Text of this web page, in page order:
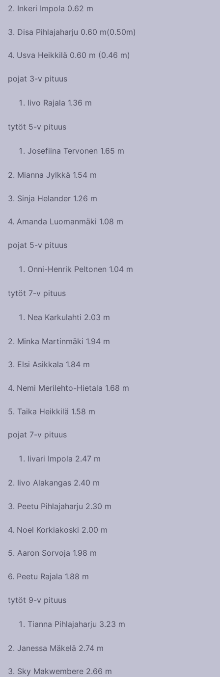
2. Inkeri Impola 0.62 m
3. Disa Pihlajaharju 0.60 m(0.50m)
4. Usva Heikkilä 0.60 m (0.46 m)
pojat 3-v pituus
Iivo Rajala 1.36 m
tytöt 5-v pituus
Josefiina Tervonen 1.65 m
2. Mianna Jylkkä 1.54 m
3. Sinja Helander 1.26 m
4. Amanda Luomanmäki 1.08 m
pojat 5-v pituus
Onni-Henrik Peltonen 1.04 m
tytöt 7-v pituus
Nea Karkulahti 2.03 m
2. Minka Martinmäki 1.94 m
3. Elsi Asikkala 1.84 m
4. Nemi Merilehto-Hietala 1.68 m
5. Taika Heikkilä 1.58 m
pojat 7-v pituus
Iivari Impola 2.47 m
2. Iivo Alakangas 2.40 m
3. Peetu Pihlajaharju 2.30 m
4. Noel Korkiakoski 2.00 m
5. Aaron Sorvoja 1.98 m
6. Peetu Rajala 1.88 m
tytöt 9-v pituus
Tianna Pihlajaharju 3.23 m
2. Janessa Mäkelä 2.74 m
3. Sky Makwembere 2.66 m